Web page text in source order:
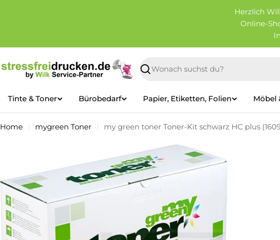
Herzlich
Online-
Suchen
Tinte & Toner Bürobedarf Papier, Etiketten, Folien Möbel
Home mygreen Toner my green toner Toner-Kit schwarz HC plus
Produktinformationen